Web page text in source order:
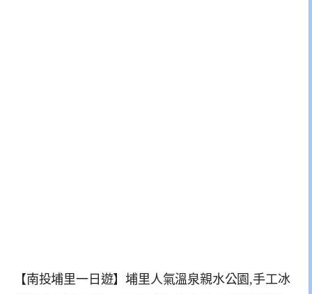
【南投埔里一日遊】埔里人氣溫泉親水公園,手工冰